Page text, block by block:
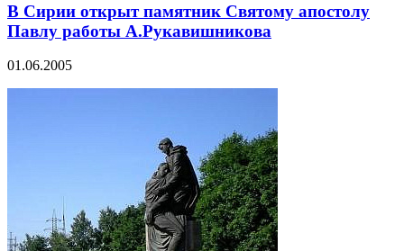
В Сирии открыт памятник Cвятому апостолу
Павлу работы А.Рукавишникова
01.06.2005